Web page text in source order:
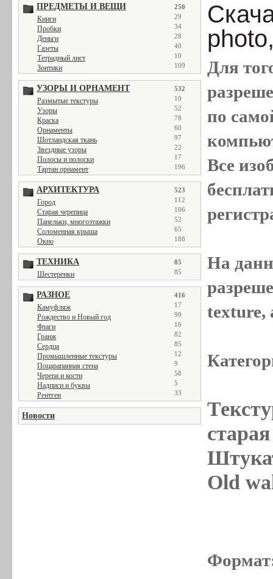
ПРЕДМЕТЫ И ВЕЩИ 250
Книги 29
Пробки 34
Деньги 28
Газеты 40
Тетрадный лист 10
Зонтики 109
УЗОРЫ И ОРНАМЕНТ 532
Размытые текстуры 10
Узоры 52
Краска 78
Орнаменты 60
Шотландская ткань 97
Звездные узоры 22
Полосы и полоски 17
Тартан орнамент 196
АРХИТЕКТУРА 523
Город 112
Старая черепица 106
Панельки, многоэтажки 52
Соломенная крыша 65
Окно 188
ТЕХНИКА 85
Шестеренки 85
РАЗНОЕ 416
Камуфляж 17
Рождество и Новый год 99
Флаги 16
Гранж 82
Сердца 85
Промышленные текстуры 12
Поцарапанная стена 9
Черепа и кости 58
Надписи и буквы 5
Рентген 33
Новости
Для
по
Все
На
texture,
Old